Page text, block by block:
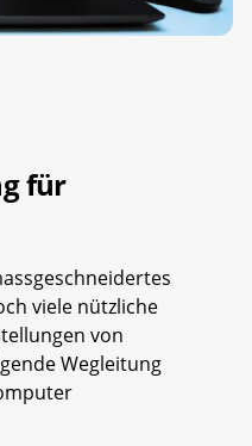
für
viele nützliche
von
Wegleitung